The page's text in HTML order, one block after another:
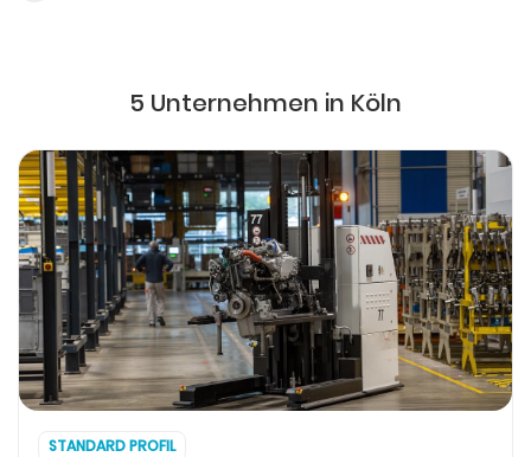
5 Unternehmen in Köln
STANDARD PROFIL